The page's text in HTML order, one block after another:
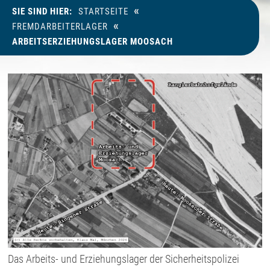
SIE SIND HIER: STARTSEITE «
FREMDARBEITERLAGER «
ARBEITSERZIEHUNGSLAGER MOOSACH
Das Arbeits- und Erziehungslager der Sicherheitspolizei